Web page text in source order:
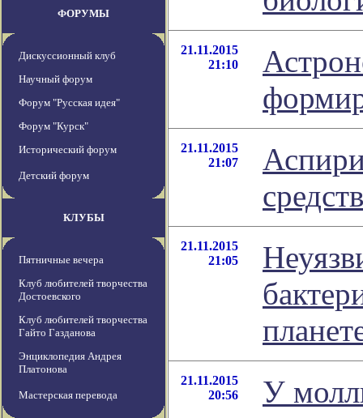
ФОРУМЫ
Дискуссионный клуб
Научный форум
Форум "Русская идея"
Форум "Курск"
Исторический форум
Детский форум
КЛУБЫ
Пятничные вечера
Клуб любителей творчества
Достоевского
Клуб любителей творчества
Гайто Газданова
Энциклопедия Андрея
Платонова
Мастерская перевода
21.11.2015
21:10
21.11.2015
21:07
21.11.2015
21:05
21.11.2015
20:56
У